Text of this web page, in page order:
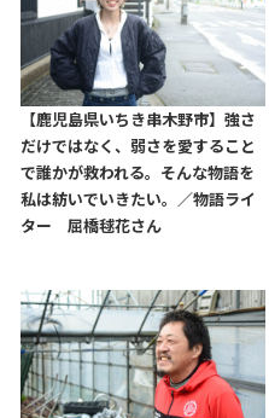
【鹿児島県いちき串木野市】強さ
だけではなく、弱さを愛すること
で誰かが救われる。そんな物語を
私は紡いでいきたい。／物語ライ
ター 屈橋毬花さん